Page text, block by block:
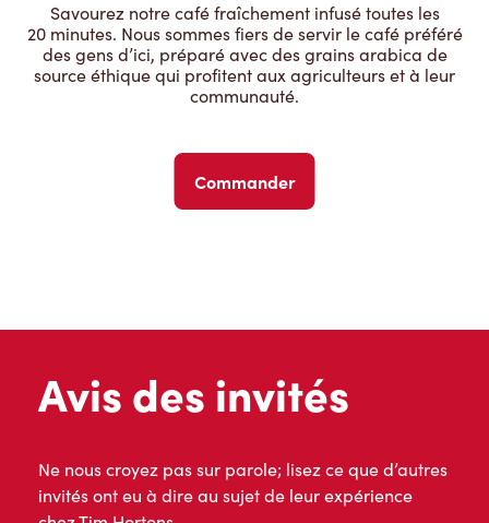
Savourez notre café fraîchement infusé toutes les
20 minutes. Nous sommes fiers de servir le café préféré
des gens d’ici, préparé avec des grains arabica de
source éthique qui profitent aux agriculteurs et à leur
communauté.
Commander
Avis des invités
Ne nous croyez pas sur parole; lisez ce que d’autres
invités ont eu à dire au sujet de leur expérience